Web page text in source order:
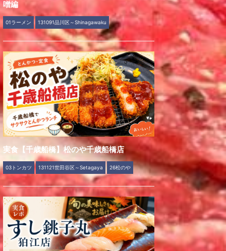
噌編
01ラーメン 131091品川区～Shinagawaku
実食【千歳船橋】松のや千歳船橋店
03トンカツ 131121世田谷区～Setagaya 26松のや